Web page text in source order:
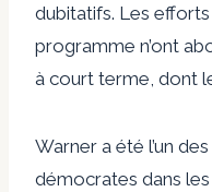
dubitatifs. Les
programme n’ont
à court terme, dont
Warner a été l’un
démocrates dans